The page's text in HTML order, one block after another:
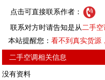
点击可直接联系作者：
联系对方时请告知是从 二手
本站提醒您：看不到真实货源
二手空调相关信息
没有资料